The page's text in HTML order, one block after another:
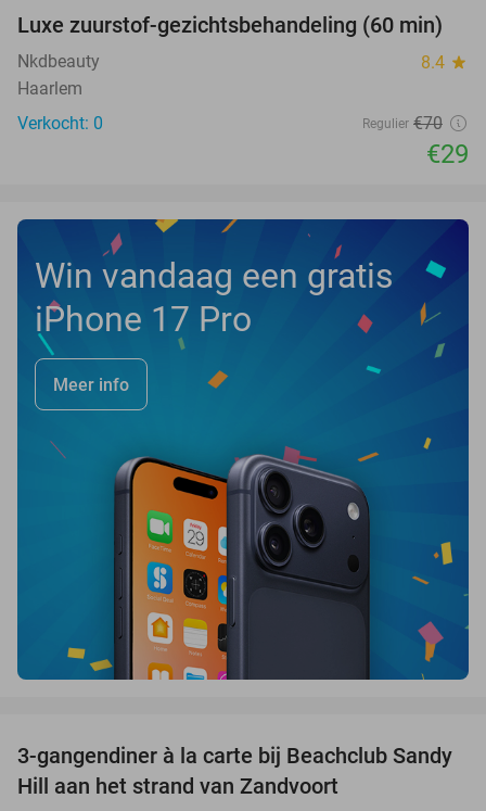
59%
TODAY
Luxe zuurstof-gezichtsbehandeling (60 min)
Nkdbeauty 8.4 star
Haarlem
Verkocht: 0
Regulier €70
€29
Win vandaag een gratis
iPhone 17 Pro
Meer info
34%
3-gangendiner à la carte bij Beachclub Sandy
Hill aan het strand van Zandvoort